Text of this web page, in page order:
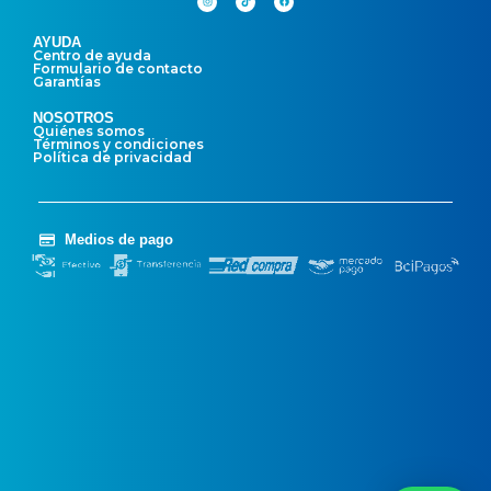
AYUDA
Centro de ayuda
Formulario de contacto
Garantías
NOSOTROS
Quiénes somos
Términos y condiciones
Política de privacidad
Medios de pago